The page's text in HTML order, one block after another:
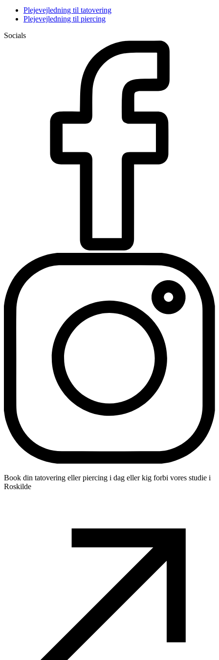
Plejevejledning til tatovering
Plejevejledning til piercing
Socials
Book din tatovering eller piercing i dag eller kig forbi vores studie i
Roskilde